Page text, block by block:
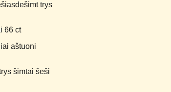
trys
66 ct
aštuoni
šimtai šeši